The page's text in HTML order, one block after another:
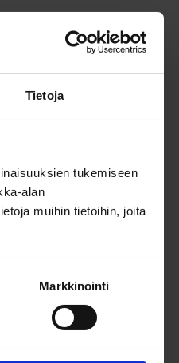
Tietoja
tukemiseen
alan
muihin tietoihin, joita
Markkinointi